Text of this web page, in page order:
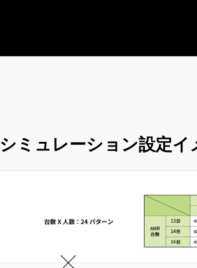
シミュレーション設定イ